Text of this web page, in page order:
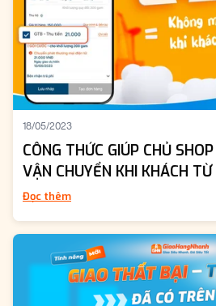
18/05/2023
CÔNG THỨC GIÚP CHỦ
VẬN CHUYỂN KHI KHÁCH
Đọc thêm